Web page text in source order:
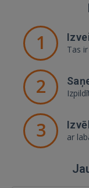
1 Tas
2
3 ar